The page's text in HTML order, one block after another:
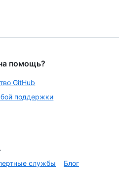
помощь?
GitHub
поддержки
службы Блог